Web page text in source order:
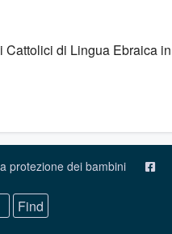
Cattolici di Lingua Ebraica in
protezione dei bambini